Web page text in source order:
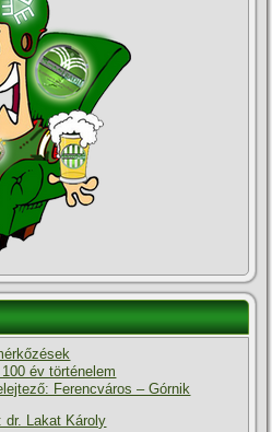
év történelem
Ferencváros – Górnik
dr. Lakat Károly